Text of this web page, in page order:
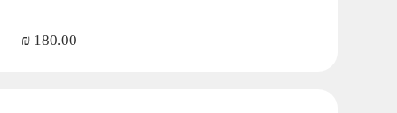
180.00
₪